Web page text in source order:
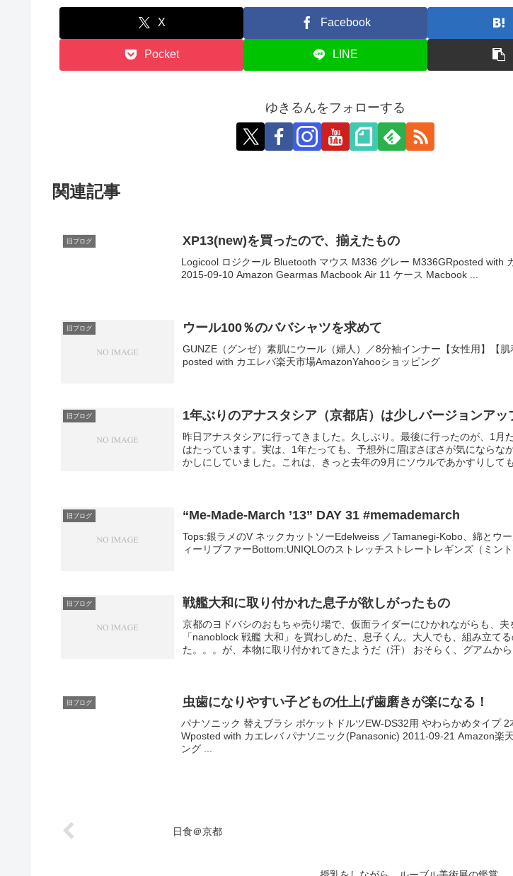
X Facebook
Pocket LINE
ゆきるんをフォローする
関連記事
旧ブログ XP13(new)を買ったので、揃えたもの
Logicool ロジクール Bluetooth マウス M336 グレー M336GRposted with
2015-09-10 Amazon Gearmas Macbook Air 11 ケース Macbook ...
旧ブログ ウール100％のババシャツを求めて
GUNZE（グンゼ）素肌にウール（婦人）／8分袖インナー【女性用】【肌
posted with カエレバ楽天市場AmazonYahooショッピング
旧ブログ 1年ぶりのアナスタシア（京都店）は少しバージョンアッ
昨日アナスタシアに行ってきました。久しぶり。最後に行ったのが、1月
はたっています。実は、1年たっても、予想外に眉ぼさぼさが気にならな
かしにしていました。これは、きっと去年の9月にソウルであかすりして
旧ブログ “Me-Made-March ’13” DAY 31 #memademarch
Tops:銀ラメのV ネックカットソーEdelweiss ／Tamanegi-Kobo、綿とウ
ィーリブファーBottom:UNIQLOのストレッチストレートレギンズ（ミント
旧ブログ 戦艦大和に取り付かれた息子が欲しがったもの
京都のヨドバシのおもちゃ売り場で、仮面ライダーにひかれながらも、夫
「nanoblock 戦艦 大和」を買わしめた、息子くん。大人でも、組み立て
た。。。が、本物に取り付かれてきたようだ（汗） おそらく、グアムから
旧ブログ 虫歯になりやすい子どもの仕上げ歯磨きが楽になる！
パナソニック 替えブラシ ポケットドルツEW-DS32用 やわらかめタイプ 2
Wposted with カエレバ パナソニック(Panasonic) 2011-09-21 Amazon楽
ング ...
日食＠京都